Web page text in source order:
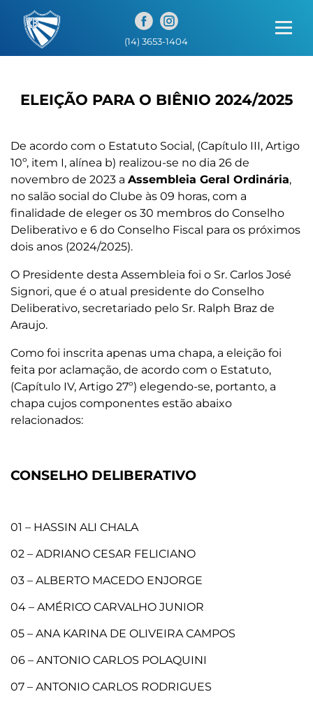
(14) 3653-1404
ELEIÇÃO PARA O BIÊNIO 2024/2025
De acordo com o Estatuto Social, (Capítulo III, Artigo
10º, item I, alínea b) realizou-se no dia 26 de
novembro de 2023 a Assembleia Geral Ordinária,
no salão social do Clube às 09 horas, com a
finalidade de eleger os 30 membros do Conselho
Deliberativo e 6 do Conselho Fiscal para os próximos
dois anos (2024/2025).
O Presidente desta Assembleia foi o Sr. Carlos José
Signori, que é o atual presidente do Conselho
Deliberativo, secretariado pelo Sr. Ralph Braz de
Araujo.
Como foi inscrita apenas uma chapa, a eleição foi
feita por aclamação, de acordo com o Estatuto,
(Capítulo IV, Artigo 27º) elegendo-se, portanto, a
chapa cujos componentes estão abaixo
relacionados:
CONSELHO DELIBERATIVO
01 – HASSIN ALI CHALA
02 – ADRIANO CESAR FELICIANO
03 – ALBERTO MACEDO ENJORGE
04 – AMÉRICO CARVALHO JUNIOR
05 – ANA KARINA DE OLIVEIRA CAMPOS
06 – ANTONIO CARLOS POLAQUINI
07 – ANTONIO CARLOS RODRIGUES